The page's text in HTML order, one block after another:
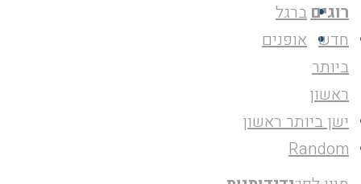
ברגל
אופנים
רוגים
חדש
ביותר
ראשון
ישן ביותר ראשון
Random